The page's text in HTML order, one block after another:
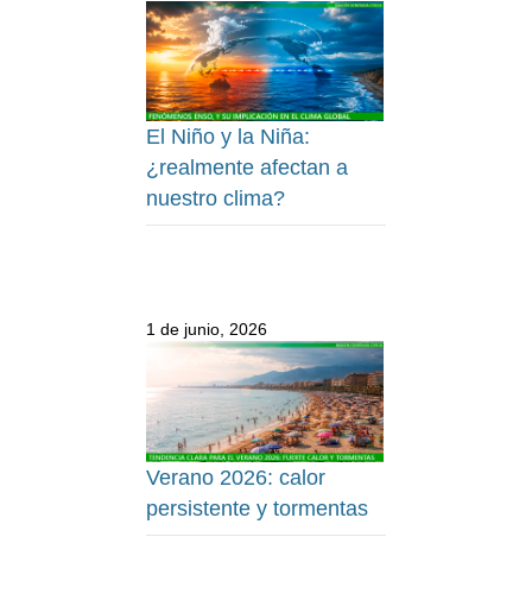
El Niño y la Niña:
¿realmente afectan a
nuestro clima?
1 de junio, 2026
Verano 2026: calor
persistente y tormentas